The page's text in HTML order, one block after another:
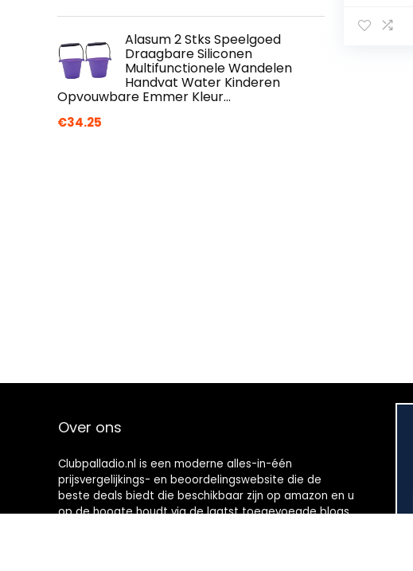
Alasum 2 Stks Speelgoed
Draagbare Siliconen
Multifunctionele Wandelen
Handvat Water Kinderen
Opvouwbare Emmer Kleur…
€34.25
Over ons
Clubpalladio.nl is een moderne alles-in-één
prijsvergelijkings- en beoordelingswebsite die de
beste deals biedt die beschikbaar zijn op amazon en u
op de hoogte houdt via de laatst toegevoegde blogs.